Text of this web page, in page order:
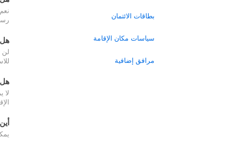
بطاقات الائتمان
سياسات مكان الإقامة
مرافق إضافية
لن
هل
لا